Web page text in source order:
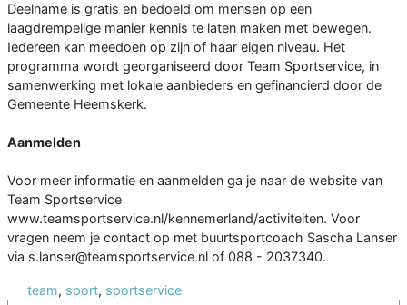
Deelname is gratis en bedoeld om mensen op een
laagdrempelige manier kennis te laten maken met bewegen.
Iedereen kan meedoen op zijn of haar eigen niveau. Het
programma wordt georganiseerd door Team Sportservice, in
samenwerking met lokale aanbieders en gefinancierd door de
Gemeente Heemskerk.
Aanmelden
Voor meer informatie en aanmelden ga je naar de website van
Team Sportservice
www.teamsportservice.nl/kennemerland/activiteiten. Voor
vragen neem je contact op met buurtsportcoach Sascha Lanser
via s.lanser@teamsportservice.nl of 088 - 2037340.
team, sport, sportservice